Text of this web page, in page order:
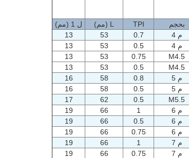
بحجم TPI L (مم) ل 1
(مم)
م 4 0.7
53
13
م 4 0.5
53
13
M4.5
0.75
53
13
M4.5
0.5
53
13
م 5 0.8
58
16
م 5 0.5
58
16
M5.5
0.5
62
17
م 6 1
66
19
م 6 0.5
66
19
م 6 0.75
66
19
م 7 1
66
19
م 7 0.75
66
19